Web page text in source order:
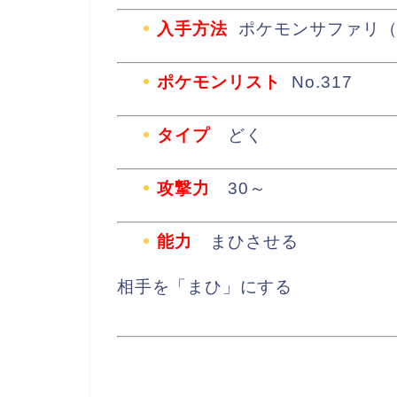
入手方法 ポケモンサファリ
ポケモンリスト No.317
タイプどく
攻撃力 30～
能力 まひさせる
相手を「まひ」にする